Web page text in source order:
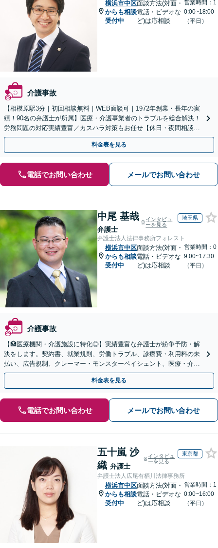
横浜市中区
からも相談
受付中
面談方法(対面・
電話・ビデオな
ど)は応相談
営業時間：1
0:00~18:00
（平日）
介護事故
【相模原駅3分｜初回相談無料｜WEB面談可｜1972年創業・長年の実
績！90名の弁護士が所属】医療・介護事業者のトラブルを総合解決！
労務問題の対応実績豊富／カスハラ対策もお任せ【休日・夜間相談可
／忙しい方にも安心の柔軟なサポート体制】
料金表を見る
電話でお問い合わせ メールでお問い合わせ
中尾 基哉
弁護士
インタビュ
ーを見る
埼玉県
弁護士法人法律事務所フォレスト
横浜市中区
からも相談
受付中
面談方法(対面・
電話・ビデオな
ど)は応相談
営業時間：0
9:00~17:30
（平日）
介護事故
【🏥医療機関・介護施設に特化◎】実績豊富な弁護士が紛争予防・解
決をします。契約書、就業規則、労働トラブル、診療費・利用料の未
払い、広告規制、クレーマー・モンスターペイシェント、医療・介護
事故などに対応【顧問契約あり】
料金表を見る
電話でお問い合わせ メールでお問い合わせ
五十嵐 沙
織 弁護士
インタビュ
ーを見る
東京都
弁護士法人広尾有栖川法律事務所
横浜市中区
からも相談
受付中
面談方法(対面・
電話・ビデオな
ど)は応相談
営業時間：1
0:00~16:00
（平日）